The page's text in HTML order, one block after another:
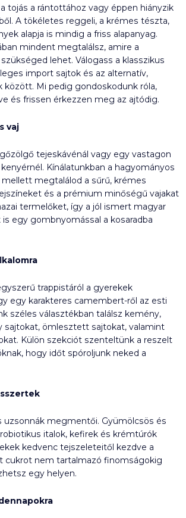
tojás a rántottához vagy éppen hiányzik
A tökéletes reggeli, a krémes tészta,
alapja is mindig a friss alapanyag.
mindent megtalálsz, amire a
lehet. Válogass a klasszikus
import sajtok és az alternatív,
Mi pedig gondoskodunk róla,
és frissen érkezzen meg az ajtódig.
vaj
tejeskávénál vagy egy vastagon
Kínálatunkban a hagyományos
mellett megtalálod a sűrű, krémes
és a prémium minőségű vajakat
termelőket, így a jól ismert magyar
egy gombnyomással a kosaradba
trappistáról a gyerekek
egy karakteres camembert-ről az esti
széles választékban találsz kemény,
sajtokat, ömlesztett sajtokat, valamint
Külön szekciót szenteltünk a reszelt
hogy időt spóroljunk neked a
uzsonnák megmentői. Gyümölcsös és
italok, kefirek és krémtúrók
kedvenc tejszeleteitől kezdve a
cukrot nem tartalmazó finomságokig
egy helyen.